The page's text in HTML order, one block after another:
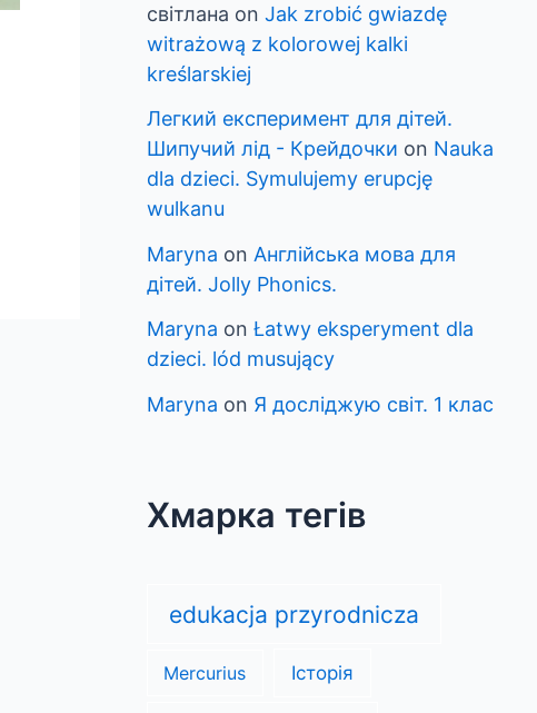
світлана on Jak zrobić gwiazdę
witrażową z kolorowej kalki
kreślarskiej
Легкий експеримент для дітей.
Шипучий лід - Крейдочки on Nauka
dla dzieci. Symulujemy erupcję
wulkanu
Maryna on Англійська мова для
дітей. Jolly Phonics.
Maryna on Łatwy eksperyment dla
dzieci. lód musujący
Maryna on Я досліджую світ. 1 клас
Хмарка тегів
edukacja przyrodnicza
Mercurius Історія